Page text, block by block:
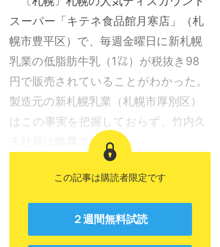
スーパー「キテネ食品館月寒店」（札
幌市豊平区）で、毎週金曜日に新札幌
乳業の低脂肪牛乳（1㍑）が税抜き98
円で販売されていることがわかった。
製造元の新札幌乳業（札幌市厚別区）
はこの事実を把握しておらず、竹内久
夫社長は酪農スピ...
この記事は購読者限定です
２週間無料試読